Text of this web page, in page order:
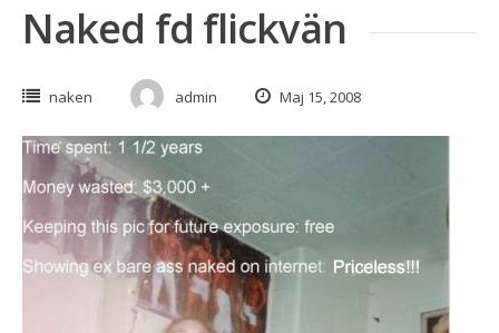
Naked fd flickvän
naken admin Maj 15, 2008